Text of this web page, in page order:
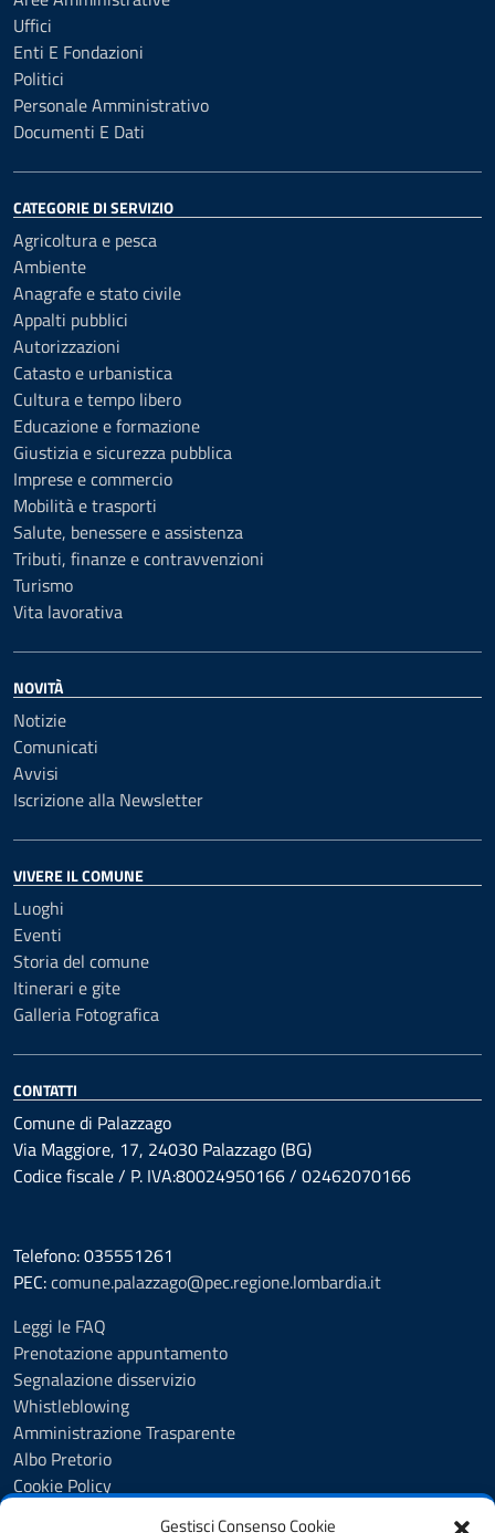
Gestisci Consenso Cookie
Uffici
Enti E Fondazioni
Politici
Personale Amministrativo
Documenti E Dati
CATEGORIE DI SERVIZIO
Agricoltura e pesca
Ambiente
Anagrafe e stato civile
Appalti pubblici
Autorizzazioni
Catasto e urbanistica
Cultura e tempo libero
Educazione e formazione
Giustizia e sicurezza pubblica
Imprese e commercio
Mobilità e trasporti
Salute, benessere e assistenza
Tributi, finanze e contravvenzioni
Turismo
Vita lavorativa
NOVITÀ
Notizie
Comunicati
Avvisi
Iscrizione alla Newsletter
VIVERE IL COMUNE
Luoghi
Eventi
Storia del comune
Itinerari e gite
Galleria Fotografica
CONTATTI
Comune di Palazzago
Via Maggiore, 17, 24030 Palazzago (BG)
Codice fiscale / P. IVA:80024950166 / 02462070166
Telefono: 035551261
PEC:comune.palazzago@pec.regione.lombardia.it
Leggi le FAQ
Prenotazione appuntamento
Segnalazione disservizio
Whistleblowing
Amministrazione Trasparente
Albo Pretorio
Cookie Policy